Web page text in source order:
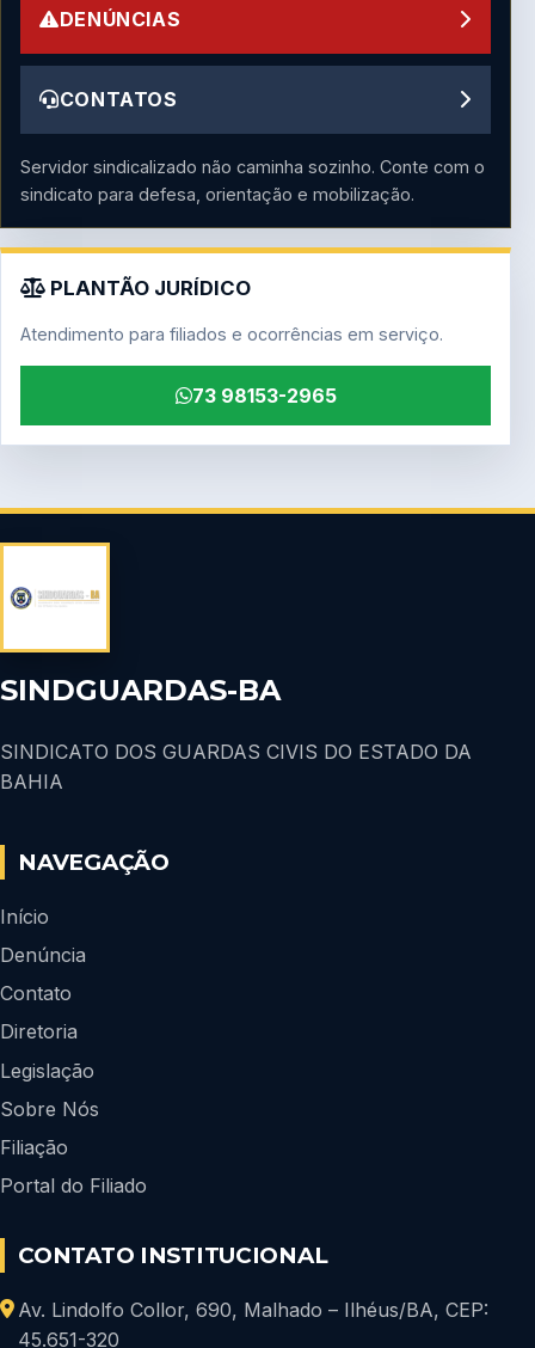
DENÚNCIAS
CONTATOS
Servidor sindicalizado não caminha sozinho. Conte com o
sindicato para defesa, orientação e mobilização.
PLANTÃO JURÍDICO
Atendimento para filiados e ocorrências em serviço.
73 98153-2965
SINDGUARDAS-BA
SINDICATO DOS GUARDAS CIVIS DO ESTADO DA
BAHIA
NAVEGAÇÃO
Início
Denúncia
Contato
Diretoria
Legislação
Sobre Nós
Filiação
Portal do Filiado
CONTATO INSTITUCIONAL
Av. Lindolfo Collor, 690, Malhado – Ilhéus/BA, CEP:
45.651-320